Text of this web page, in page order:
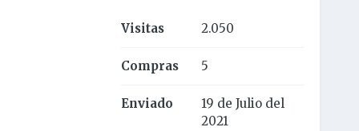
Visitas 2.050
Compras 5
Enviado
19 de Julio del
2021